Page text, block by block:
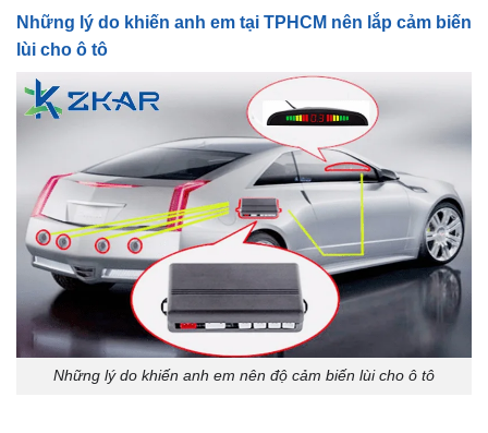
Những lý do khiến anh em tại TPHCM nên lắp cảm biến
lùi cho ô tô
Những lý do khiến anh em nên độ cảm biến lùi cho ô tô